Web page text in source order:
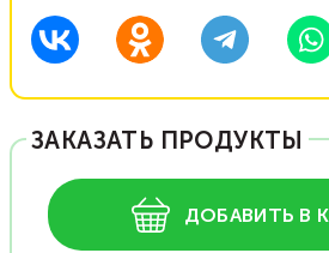
ЗАКАЗАТЬ ПРОДУКТЫ
ДОБАВИТЬ В